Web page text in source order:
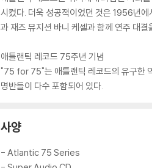
시켰다. 더욱 성공적이었던 것은 1956년
과 재즈 뮤지션 바니 케셀과 함께 연주 대결
애틀랜틱 레코드 75주년 기념
"75 for 75"는 애틀랜틱 레코드의 유구한
명반들이 다수 포함되어 있다.
사양
- Atlantic 75 Series